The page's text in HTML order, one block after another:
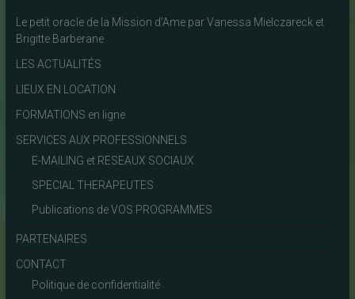
Le petit oracle de la Mission d’Ame par Vanessa Mielczareck et
Brigitte Barberane
LES ACTUALITÉS
LIEUX EN LOCATION
FORMATIONS en ligne
SERVICES AUX PROFESSIONNELS
E-MAILING et RESEAUX SOCIAUX
SPECIAL THERAPEUTES
Publications de VOS PROGRAMMES
PARTENAIRES
CONTACT
Politique de confidentialité